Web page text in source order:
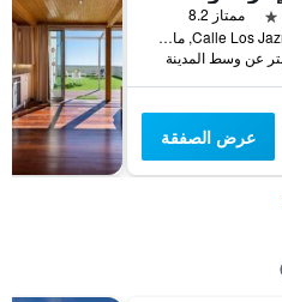
ممتاز 8.2
Calle Los Jazmines, 2, ماسبالوماس, كناريا الكبرى, أسبانيا
عرض الصفقة